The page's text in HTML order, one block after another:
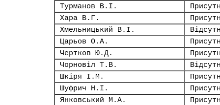
Турманов В.І.
Хара В.Г.
Хмельницький В.І.
Царьов О.А.
Чертков Ю.Д.
Чорновіл Т.В.
Шкіря І.М.
Шуфрич Н.І.
Янковський М.А.